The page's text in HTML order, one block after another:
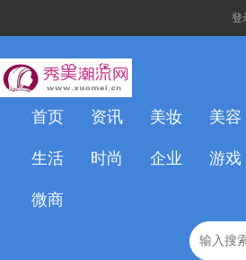
登
首页 资讯 美妆 美容
生活 时尚 企业 游戏
微商